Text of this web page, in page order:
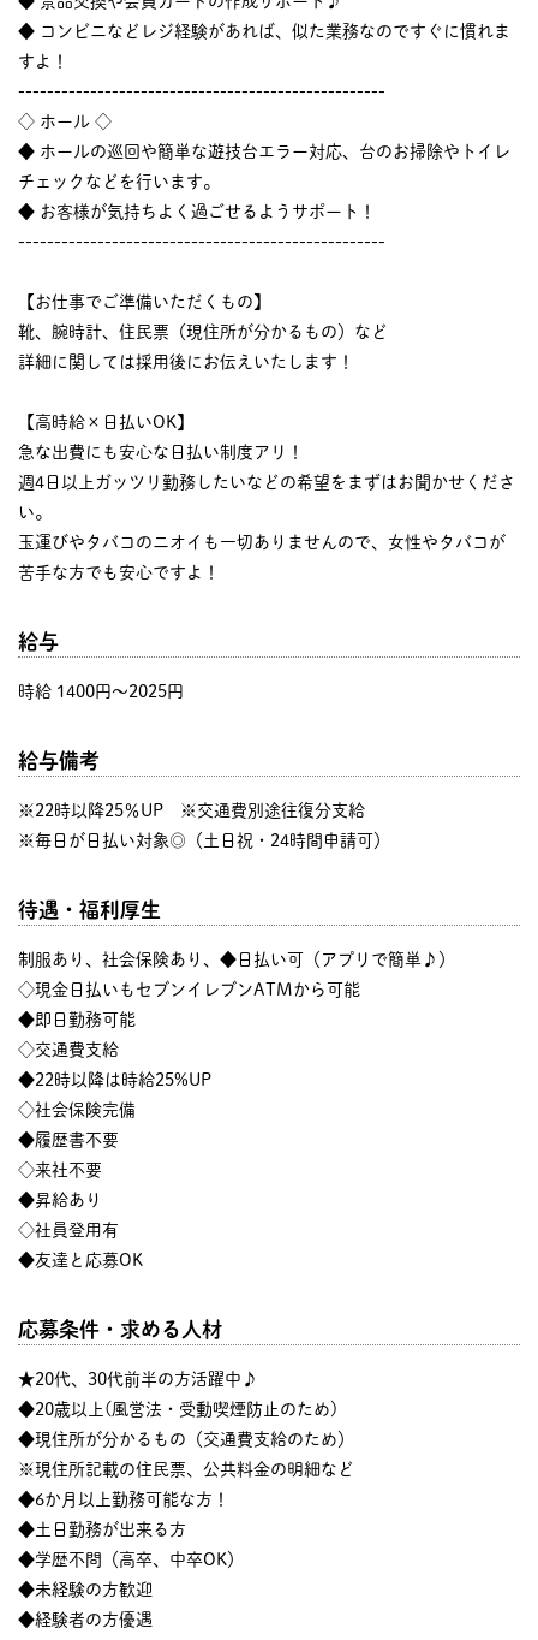
◆ コンビニなどレジ経験があれば、似た業務なのですぐに慣れま
すよ！
---------------------------------------------------
◇ ホール ◇
◆ ホールの巡回や簡単な遊技台エラー対応、台のお掃除やトイレ
チェックなどを行います。
◆ お客様が気持ちよく過ごせるようサポート！
---------------------------------------------------
【お仕事でご準備いただくもの】
靴、腕時計、住民票（現住所が分かるもの）など
詳細に関しては採用後にお伝えいたします！
【高時給×日払いOK】
急な出費にも安心な日払い制度アリ！
週4日以上ガッツリ勤務したいなどの希望をまずはお聞かせくださ
い。
玉運びやタバコのニオイも一切ありませんので、女性やタバコが
苦手な方でも安心ですよ！
給与
時給 1400円〜2025円
給与備考
※22時以降25％UP ※交通費別途往復分支給
※毎日が日払い対象◎（土日祝・24時間申請可）
待遇・福利厚生
制服あり、社会保険あり、◆日払い可（アプリで簡単♪）
◇現金日払いもセブンイレブンATMから可能
◆即日勤務可能
◇交通費支給
◆22時以降は時給25%UP
◇社会保険完備
◆履歴書不要
◇来社不要
◆昇給あり
◇社員登用有
◆友達と応募OK
応募条件・求める人材
★20代、30代前半の方活躍中♪
◆20歳以上(風営法・受動喫煙防止のため)
◆現住所が分かるもの（交通費支給のため）
※現住所記載の住民票、公共料金の明細など
◆6か月以上勤務可能な方！
◆土日勤務が出来る方
◆学歴不問（高卒、中卒OK）
◆未経験の方歓迎
◆経験者の方優遇